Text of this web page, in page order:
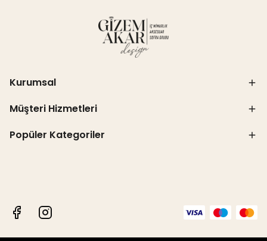
Kurumsal
Müşteri Hizmetleri
Popüler Kategoriler